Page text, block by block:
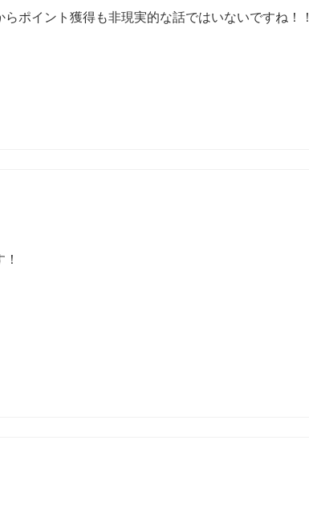
ポイント獲得も非現実的な話ではいないですね！！